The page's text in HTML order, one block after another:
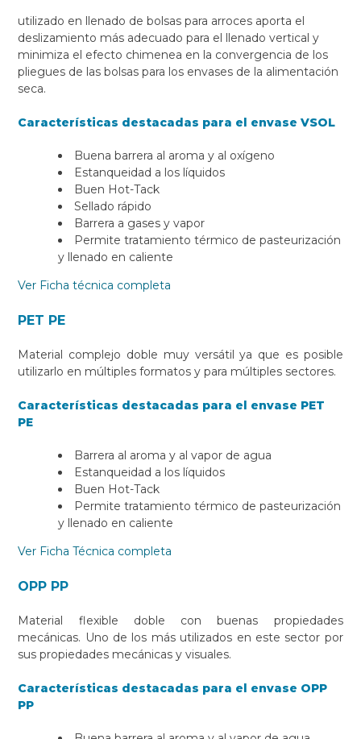
utilizado en llenado de bolsas para arroces aporta el
deslizamiento más adecuado para el llenado vertical y
minimiza el efecto chimenea en la convergencia de los
pliegues de las bolsas para los envases de la alimentación
seca.
Características destacadas para el envase VSOL
Buena barrera al aroma y al oxígeno
Estanqueidad a los líquidos
Buen Hot-Tack
Sellado rápido
Barrera a gases y vapor
Permite tratamiento térmico de pasteurización
y llenado en caliente
Ver Ficha técnica completa
PET PE
Material complejo doble muy versátil ya que es posible
utilizarlo en múltiples formatos y para múltiples sectores.
Características destacadas para el envase PET
PE
Barrera al aroma y al vapor de agua
Estanqueidad a los líquidos
Buen Hot-Tack
Permite tratamiento térmico de pasteurización
y llenado en caliente
Ver Ficha Técnica completa
OPP PP
Material flexible doble con buenas propiedades
mecánicas. Uno de los más utilizados en este sector por
sus propiedades mecánicas y visuales.
Características destacadas para el envase OPP
PP